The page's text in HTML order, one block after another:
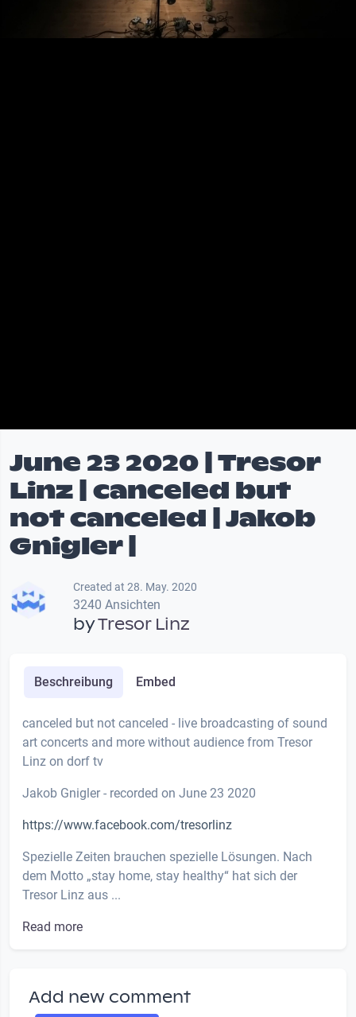
June 23 2020 | Tresor
Linz | canceled but
not canceled | Jakob
Gnigler |
Created at 28. May. 2020
3240 Ansichten
byTresor Linz
Beschreibung Embed
canceled but not canceled - live broadcasting of sound
art concerts and more without audience from Tresor
Linz on dorf tv
Jakob Gnigler - recorded on June 23 2020
https://www.facebook.com/tresorlinz
Spezielle Zeiten brauchen spezielle Lösungen. Nach
dem Motto „stay home, stay healthy“ hat sich der
Tresor Linz aus ...
Read more
Add new comment